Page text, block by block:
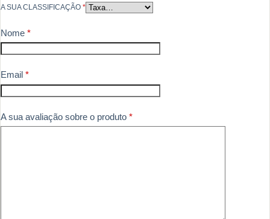
A SUA CLASSIFICAÇÃO *
Nome *
Email *
A sua avaliação sobre o produto *